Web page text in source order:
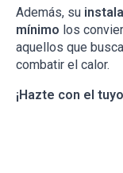
Además, su
mínimo los
aquellos que
combatir el calor.
¡Hazte con el